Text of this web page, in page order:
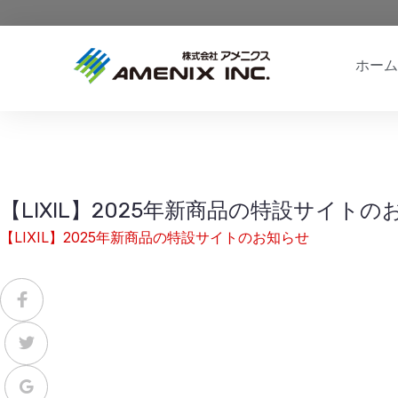
ホーム
【LIXIL】2025年新商品の特設サイトの
【LIXIL】2025年新商品の特設サイトのお知らせ